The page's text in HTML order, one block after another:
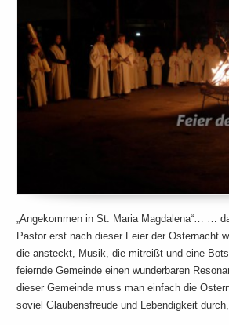
„Angekommen in St. Maria Magdalena“… …
Pastor erst nach dieser Feier der Osternacht
die ansteckt, Musik, die mitreißt und eine
feiernde Gemeinde einen wunderbaren
dieser Gemeinde muss man einfach die
soviel Glaubensfreude und Lebendigkeit